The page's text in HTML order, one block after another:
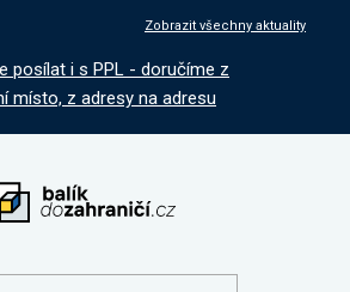
Zobrazit všechny aktuality
posílat i s PPL - doručíme z
místo, z adresy na adresu